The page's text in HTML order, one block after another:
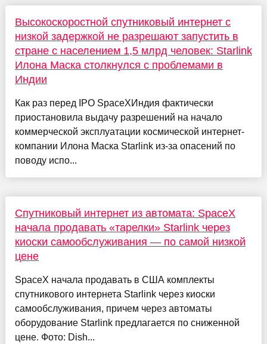
Высокоскоростной спутниковый интернет с
низкой задержкой не разрешают запустить в
стране с населением 1,5 млрд человек: Starlink
Илона Маска столкнулся с проблемами в
Индии
Как раз перед IPO SpaceXИндия фактически
приостановила выдачу разрешений на начало
коммерческой эксплуатации космической интернет-
компании Илона Маска Starlink из-за опасений по
поводу испо...
Спутниковый интернет из автомата: SpaceX
начала продавать «тарелки» Starlink через
киоски самообслуживания — по самой низкой
цене
SpaceX начала продавать в США комплекты
спутникового интернета Starlink через киоски
самообслуживания, причем через автоматы
оборудование Starlink предлагается по сниженной
цене. Фото: Dish...